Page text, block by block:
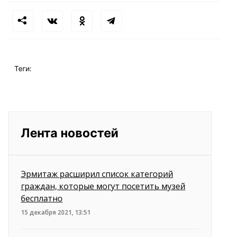
Теги:
Лента новостей
Эрмитаж расширил список категорий
граждан, которые могут посетить музей
бесплатно
15 декабря 2021, 13:51